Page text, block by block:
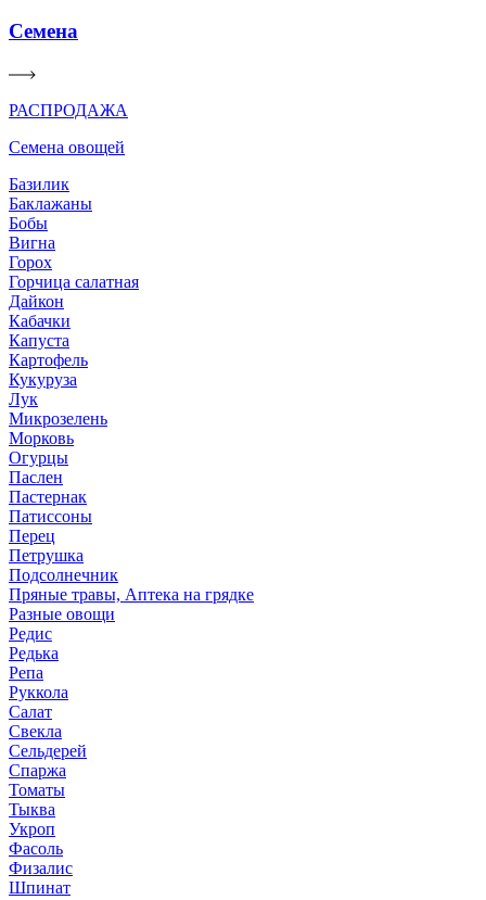
Семена
РАСПРОДАЖА
Семена овощей
Базилик
Баклажаны
Бобы
Вигна
Горох
Горчица салатная
Дайкон
Кабачки
Капуста
Картофель
Кукуруза
Лук
Микрозелень
Морковь
Огурцы
Паслен
Пастернак
Патиссоны
Перец
Петрушка
Подсолнечник
Пряные травы, Аптека на грядке
Разные овощи
Редис
Редька
Репа
Руккола
Салат
Свекла
Сельдерей
Спаржа
Томаты
Тыква
Укроп
Фасоль
Физалис
Шпинат